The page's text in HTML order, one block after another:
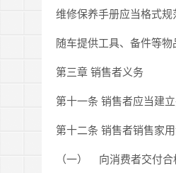
维修保养手册应当格式规
随车提供工具、备件等物
第三章 销售者义务
第十一条 销售者应当建
第十二条销售者销售家
（一） 向消费者交付合